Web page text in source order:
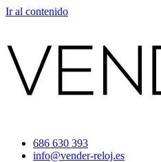
Ir al contenido
686 630 393
info@vender-reloj.es